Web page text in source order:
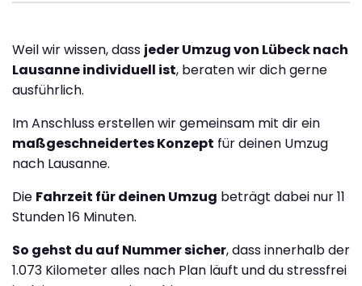
Weil wir wissen, dass jeder Umzug von Lübeck nach
Lausanne individuell ist, beraten wir dich gerne
ausführlich.
Im Anschluss erstellen wir gemeinsam mit dir ein
maßgeschneidertes Konzept für deinen Umzug
nach Lausanne.
Die Fahrzeit für deinen Umzug beträgt dabei nur 11
Stunden 16 Minuten.
So gehst du auf Nummer sicher, dass innerhalb der
1.073 Kilometer alles nach Plan läuft und du stressfrei